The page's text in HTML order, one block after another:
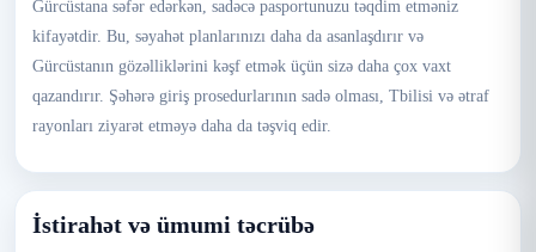
Gürcüstana səfər edərkən, sadəcə pasportunuzu təqdim etməniz
kifayətdir. Bu, səyahət planlarınızı daha da asanlaşdırır və
Gürcüstanın gözəlliklərini kəşf etmək üçün sizə daha çox vaxt
qazandırır. Şəhərə giriş prosedurlarının sadə olması, Tbilisi və ətraf
rayonları ziyarət etməyə daha da təşviq edir.
İstirahət və ümumi təcrübə